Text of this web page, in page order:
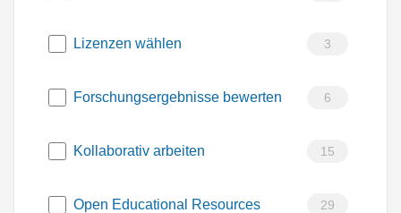
Lizenzen wählen 3
Forschungsergebnisse bewerten 6
Kollaborativ arbeiten 15
Open Educational Resources 29